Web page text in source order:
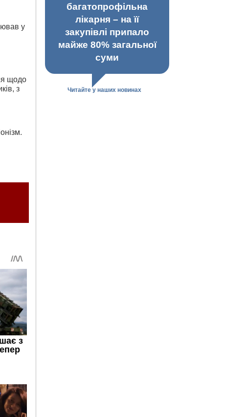
у
щодо
з
багатопрофільна
лікарня – на її
закупівлі припало
майже 80% загальної
суми
Читайте у наших новинах